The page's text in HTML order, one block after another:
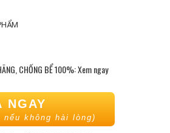
CHỐNG BỂ 100%: Xem ngay
NGAY
nếu không hài lòng)